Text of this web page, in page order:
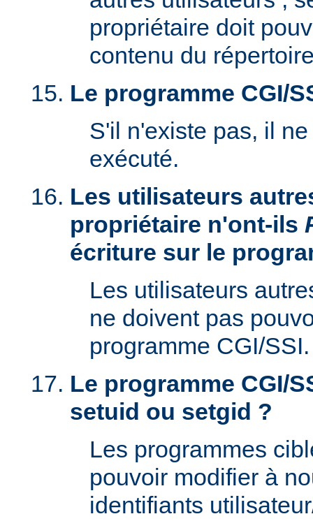
propriétaire doit
contenu du
Le programme CGI/
S'il n'existe pas, il
exécuté.
Les utilisateurs
propriétaire n'ont-ils
écriture sur le
Les utilisateurs
ne doivent pas
programme CGI/SSI.
Le programme CGI/
setuid ou setgid ?
Les programmes
pouvoir modifier à
identifiants